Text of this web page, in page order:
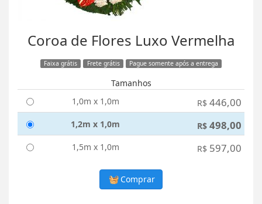
Coroa de Flores Luxo Vermelha
Faixa grátis Frete grátis Pague somente após a entrega
Tamanhos
1,0m x 1,0m
R$ 446,00
1,2m x 1,0m R$ 498,00
1,5m x 1,0m R$ 597,00
Comprar